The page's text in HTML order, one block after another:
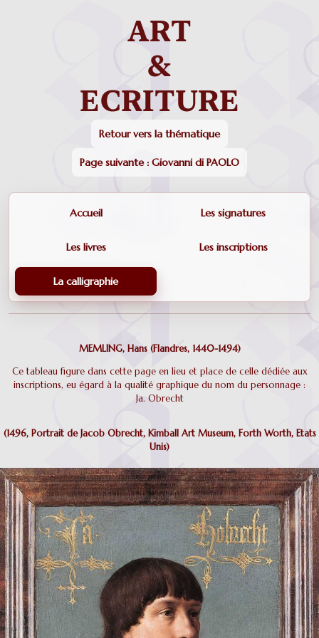
Retour vers la thématique
Page suivante : Giovanni di PAOLO
Accueil Les signatures
Les livres Les inscriptions
La calligraphie
MEMLING, Hans (Flandres, 1440-1494)
Ce tableau figure dans cette page en lieu et place de celle dédiée aux
inscriptions, eu égard à la qualité graphique du nom du personnage :
Ja. Obrecht
(1496, Portrait de Jacob Obrecht, Kimball Art Museum, Forth Worth, Etats
Unis)